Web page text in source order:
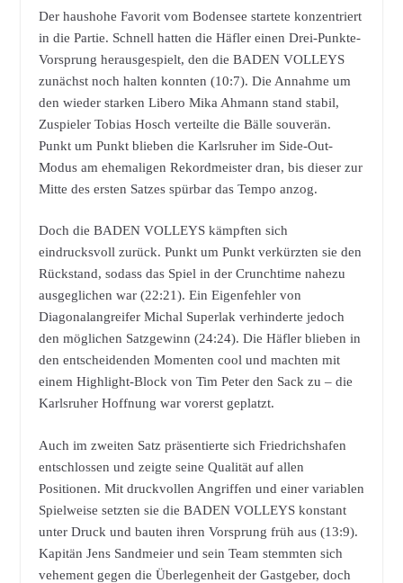
Der haushohe Favorit vom Bodensee startete konzentriert
in die Partie. Schnell hatten die Häfler einen Drei-Punkte-
Vorsprung herausgespielt, den die BADEN VOLLEYS
zunächst noch halten konnten (10:7). Die Annahme um
den wieder starken Libero Mika Ahmann stand stabil,
Zuspieler Tobias Hosch verteilte die Bälle souverän.
Punkt um Punkt blieben die Karlsruher im Side-Out-
Modus am ehemaligen Rekordmeister dran, bis dieser zur
Mitte des ersten Satzes spürbar das Tempo anzog.
Doch die BADEN VOLLEYS kämpften sich
eindrucksvoll zurück. Punkt um Punkt verkürzten sie den
Rückstand, sodass das Spiel in der Crunchtime nahezu
ausgeglichen war (22:21). Ein Eigenfehler von
Diagonalangreifer Michal Superlak verhinderte jedoch
den möglichen Satzgewinn (24:24). Die Häfler blieben in
den entscheidenden Momenten cool und machten mit
einem Highlight-Block von Tim Peter den Sack zu – die
Karlsruher Hoffnung war vorerst geplatzt.
Auch im zweiten Satz präsentierte sich Friedrichshafen
entschlossen und zeigte seine Qualität auf allen
Positionen. Mit druckvollen Angriffen und einer variablen
Spielweise setzten sie die BADEN VOLLEYS konstant
unter Druck und bauten ihren Vorsprung früh aus (13:9).
Kapitän Jens Sandmeier und sein Team stemmten sich
vehement gegen die Überlegenheit der Gastgeber, doch